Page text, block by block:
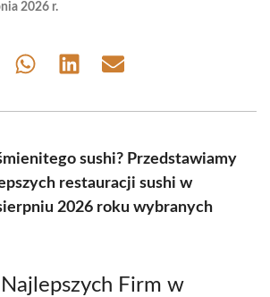
2026 r.
Share Share Share
sushi? Przedstawiamy
restauracji sushi w
2026 roku wybranych
Firm w